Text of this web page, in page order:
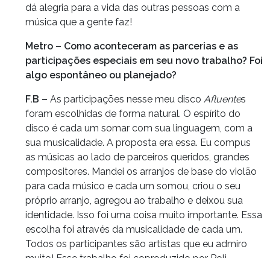
dá alegria para a vida das outras pessoas com a
música que a gente faz!
Metro – Como aconteceram as parcerias e as
participações especiais em seu novo trabalho? Foi
algo espontâneo ou planejado?
F.B – As participações nesse meu disco Afluentes
foram escolhidas de forma natural. O espírito do
disco é cada um somar com sua linguagem, com a
sua musicalidade. A proposta era essa. Eu compus
as músicas ao lado de parceiros queridos, grandes
compositores. Mandei os arranjos de base do violão
para cada músico e cada um somou, criou o seu
próprio arranjo, agregou ao trabalho e deixou sua
identidade. Isso foi uma coisa muito importante. Essa
escolha foi através da musicalidade de cada um.
Todos os participantes são artistas que eu admiro